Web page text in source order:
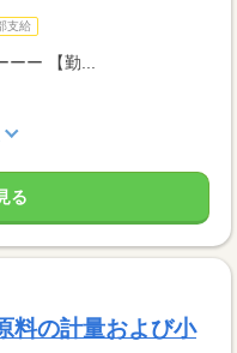
支給
ーー 【勤...
る
料の計量および小